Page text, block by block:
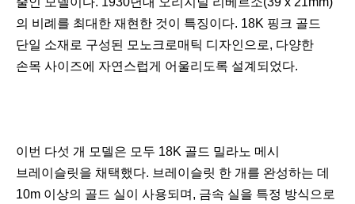
의 비례를 최대한 재현한 것이 특징이다. 18K 핑크 골드
단일 소재로 구성된 모노크로매틱 디자인으로, 다양한
손목 사이즈에 자연스럽게 어울리도록 설계되었다.
이번 다섯 개 모델은 모두 18K 골드 밀라노 메시
브레이슬릿을 채택했다. 브레이슬릿 한 개를 완성하는 데
10m 이상의 골드 실이 사용되며, 금속 실을 특정 방식으로